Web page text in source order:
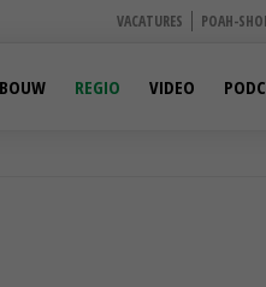
VACATURES POAH-
REGIO VIDEO